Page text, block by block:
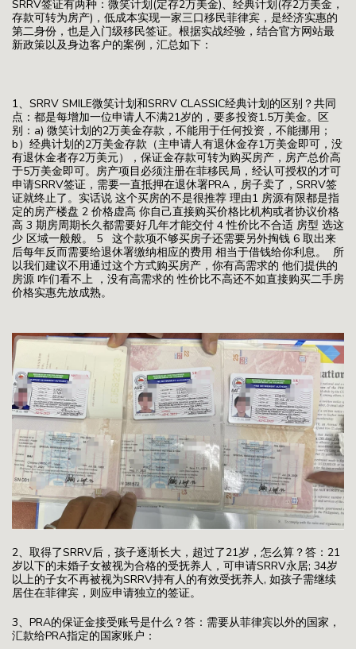
SRRV签证有两种：微笑计划(定存2万美金)、经典计划(存2万美金，
存款可转为房产)，低成本实现一家三口移民菲律宾，是经济实惠的
第二身份，也是入门级移民签证。根据实战经验，结合官方网站最
新政策以及身边客户的案例，汇总如下：
1、SRRV SMILE微笑计划和SRRV CLASSIC经典计划的区别？共同
点：都是每增加一位申请人不满21岁的，要多投资1.5万美金。区
别：a) 微笑计划的2万美金存款，不能用于任何投资，不能挪用；
b）经典计划的2万美金存款（主申请人有退休金存1万美金即可，没
有退休金者存2万美元），保证金存款可转为购买房产，房产总价高
于5万美金即可。房产项目必须注册在菲移民局，经认可授权的才可
申请SRRV签证，需要一直抵押在退休署PRA，房子卖了，SRRV签
证就终止了。实话说 这个买房的不是很推荐 理由1 房源有限都是指
定的房产楼盘 2 价格虚高 你自己直接购买价格比机构或者协议价格
高 3 期房周期长久都需要好几年才能交付 4 性价比不合适 房型 选这
少 区域一般般。 5 这个款项不够买房子还需要另外掏钱 6 取出来
后每年反而需要给退休署缴纳相应的费用 相当于借钱给你利息。 所
以我们建议不用通过这个方式购买房产，你有高需求的 他们提供的
房源 咋们看不上 ，没有高需求的 性价比不高还不如直接购买二手房
价格实惠先放成熟。
2、取得了SRRV后，孩子逐渐长大，超过了21岁，怎么算？答：21
岁以下的未婚子女被视为合格的受抚养人，可申请SRRV永居; 34岁
以上的子女不再被视为SRRV持有人的有效受抚养人, 如孩子需继续
居住在菲律宾，则应申请独立的签证。
3、PRA的保证金接受账号是什么？答：需要从菲律宾以外的国家，
汇款给PRA指定的国家账户：